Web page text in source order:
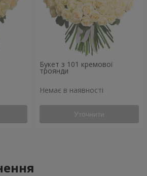
Букет з 101 кремової
троянди
Немає в наявності
Уточнити